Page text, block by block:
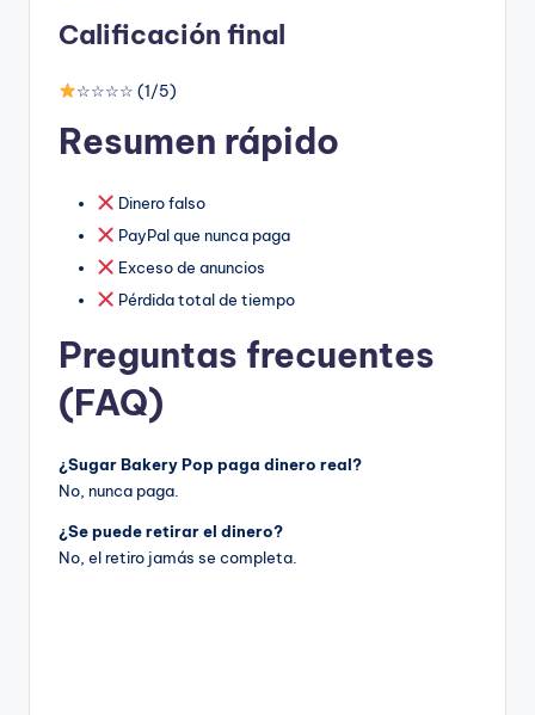
Calificación final
☆☆☆☆ (1/5)
Resumen rápido
Dinero falso
PayPal que nunca paga
Exceso de anuncios
Pérdida total de tiempo
Preguntas frecuentes
(FAQ)
¿Sugar Bakery Pop paga dinero real?
No, nunca paga.
¿Se puede retirar el dinero?
No, el retiro jamás se completa.